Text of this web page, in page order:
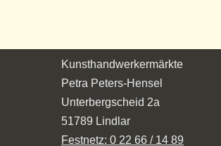
Kunsthandwerkermärkte
Petra Peters-Hensel
Unterbergscheid 2a
51789 Lindlar
Festnetz: 0 22 66 / 14 89